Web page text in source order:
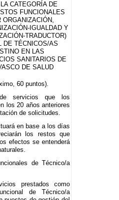
CATEGORÍA DE
FUNCIONALES
ORGANIZACIÓN,
IGUALDAD Y
TRADUCTOR)
DE TÉCNICOS/AS
EN LAS
SANITARIOS DE
DE SALUD
60 puntos).
servicios que los
los 20 años anteriores
de solicitudes.
en base a los días
los restos que
efectos se entenderá
de Técnico/a
prestados como
de Técnico/a